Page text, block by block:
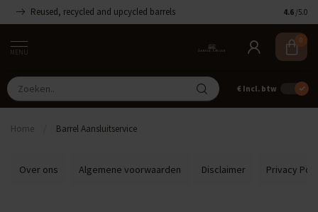
Reused, recycled and upcycled barrels 4.6 /5.0
MENU
0
€ Incl. btw
Home Barrel Aansluitservice
Over ons Algemene voorwaarden Disclaimer Privacy